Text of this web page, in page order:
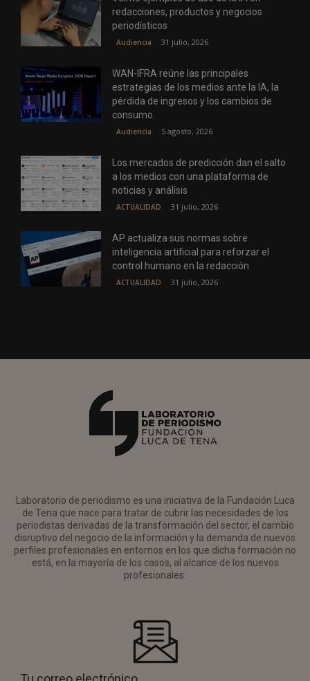
redacciones, productos y negocios
periodísticos
Audiencia 31 julio, 2026
WAN-IFRA reúne las principales
estrategias de los medios ante la IA, la
pérdida de ingresos y los cambios de
consumo
Audiencia 5 agosto, 2026
Los mercados de predicción dan el salto
a los medios con una plataforma de
noticias y análisis
ACTUALIDAD 31 julio, 2026
AP actualiza sus normas sobre
inteligencia artificial para reforzar el
control humano en la redacción
ACTUALIDAD 31 julio, 2026
Laboratorio de periodismo es una iniciativa de la Fundación Luca
de Tena que nace para tratar de cubrir las necesidades de los
periodistas derivadas de la transformación del sector, el cambio
disruptivo del negocio de la información y la demanda de nuevos
perfiles profesionales en entornos en los que dicha formación no
está, en la mayoría de los casos, al alcance de los nuevos
profesionales.